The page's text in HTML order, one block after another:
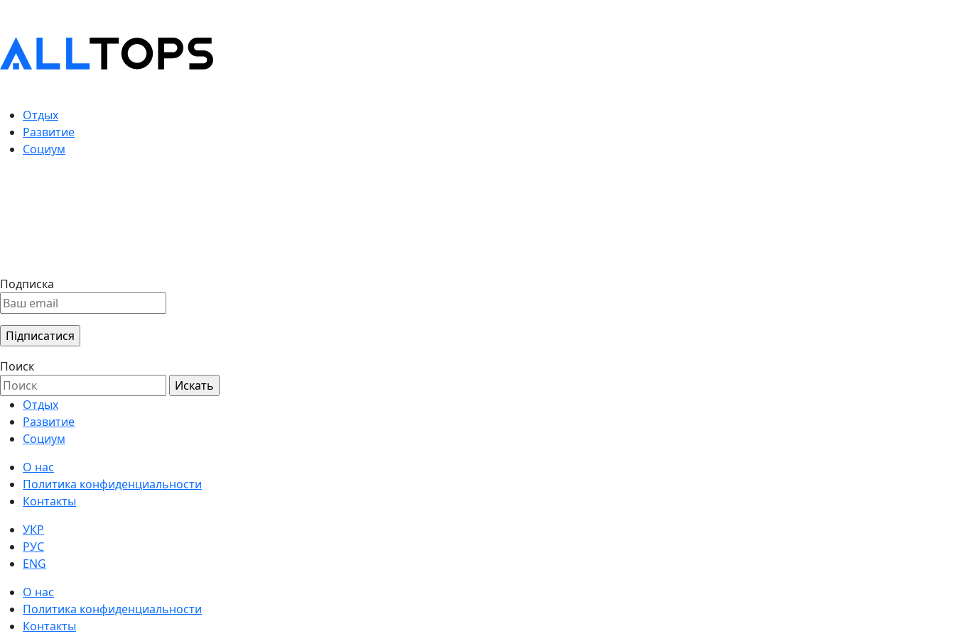
Отдых
Развитие
Социум
Подписка
Поиск
Отдых
Развитие
Социум
О нас
Политика конфиденциальности
Контакты
УКР
РУС
ENG
О нас
Политика конфиденциальности
Контакты